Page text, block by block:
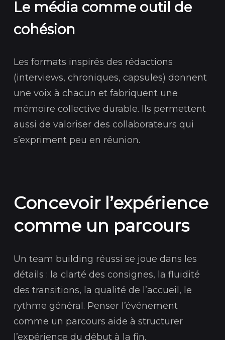
Le média comme outil de
cohésion
Les formats inspirés des rédactions
(interviews, chroniques, capsules) donnent
une voix à chacun et fabriquent une
mémoire collective durable. Ils permettent
aussi de valoriser des collaborateurs qui
s’expriment peu en réunion.
Concevoir l’expérience
comme un parcours
Un team building réussi se joue dans les
détails : la clarté des consignes, la fluidité
des transitions, la qualité de l’accueil, le
rythme général. Penser l’événement
comme un parcours aide à structurer
l’expérience du début à la fin.